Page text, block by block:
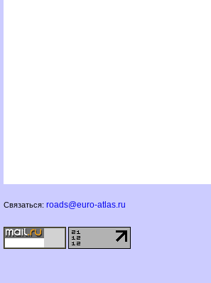
Связаться: roads@euro-atlas.ru